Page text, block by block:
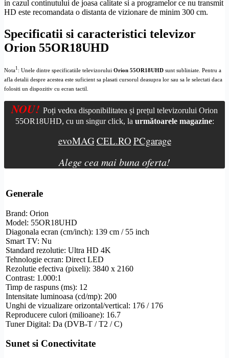
in cazul continutului de joasa calitate si a programelor ce nu transmit
HD este recomandata o distanta de vizionare de minim 300 cm.
Specificatii si caracteristici televizor
Orion 55OR18UHD
Nota1 : Unele dintre specificatiile televizorului Orion 55OR18UHD sunt subliniate. Pentru a
afla detalii despre acestea este suficient sa plasati cursorul deasupra lor sau sa le selectati daca
folositi un dispozitiv cu ecran tactil.
NOU! Poți vedea disponibilitatea și prețul televizorului Orion
55OR18UHD, cu un singur click, la următoarele magazine:
evoMAGCEL.RO PCgarage
Alege cea mai buna oferta!
Generale
Brand: Orion
Model: 55OR18UHD
Diagonala ecran (cm/inch): 139 cm / 55 inch
Smart TV: Nu
Standard rezolutie: Ultra HD 4K
Tehnologie ecran: Direct LED
Rezolutie efectiva (pixeli): 3840 x 2160
Contrast: 1.000:1
Timp de raspuns (ms): 12
Intensitate luminoasa (cd/mp): 200
Unghi de vizualizare orizontal/vertical: 176 / 176
Reproducere culori (milioane): 16.7
Tuner Digital: Da (DVB-T / T2 / C)
Sunet si Conectivitate